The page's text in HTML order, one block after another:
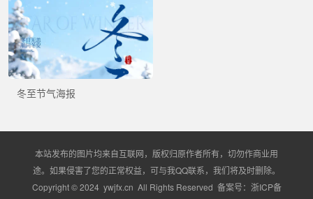
冬至节气海报
本站发布的图片均来自互联网，版权归原作者所有，切勿作商业用
途。如果侵害了您的正常权益，可与我QQ联系，我们将及时删除。
Copyright © 2024 ywjfx.cn All Rights Reserved 备案号： 浙ICP备